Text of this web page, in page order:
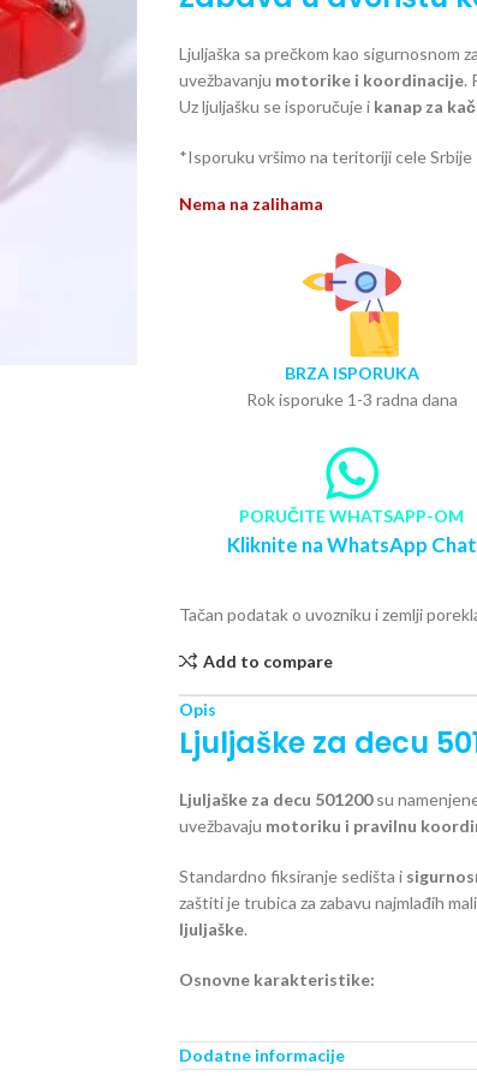
Ljuljaška sa prečkom kao sigurnosnom
uvežbavanju motorike i koordinacije.
Uz ljuljašku se isporučuje i kanap za
*Isporuku vršimo na teritoriji cele Srbije
Nema na zalihama
BRZA ISPORUKA
Rok isporuke 1-3 radna dana
PORUČITE WHATSAPP-OM
Kliknite na WhatsApp Chat
Tačan podatak o uvozniku i zemlji
Add to compare
Opis
Ljuljaške za decu
Ljuljaške za decu 501200su
uvežbavaju motoriku i pravilnu
Standardno fiksiranje sedišta i
zaštiti je trubica za zabavu najmlađih
ljuljaške.
Osnovne karakteristike:
Namenjeno mališanima od 12 meseci pa
Dodatne informacije